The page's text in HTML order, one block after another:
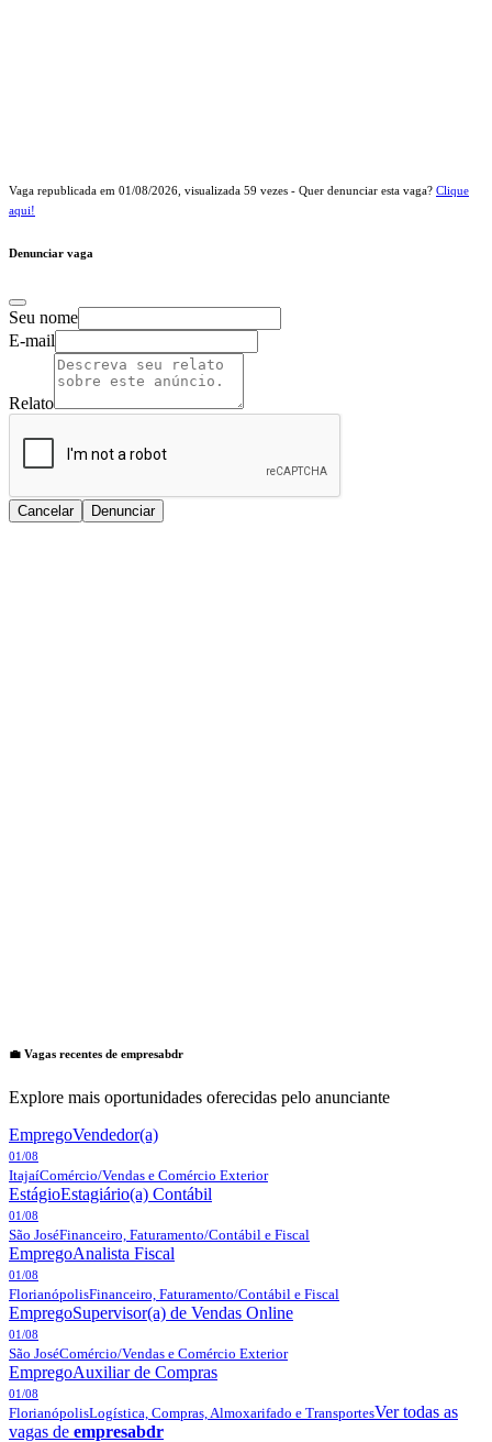
Vaga republicada em 01/08/2026 , visualizada 59 vezes - Quer denunciar esta vaga? Clique
aqui!
Denunciar vaga
Seu nome
E-mail
Relato
Cancelar Denunciar
💼 Vagas recentes de empresabdr
Explore mais oportunidades oferecidas pelo anunciante
EmpregoVendedor(a)
01/08
ItajaíComércio/Vendas e Comércio Exterior
EstágioEstagiário(a) Contábil
01/08
São JoséFinanceiro, Faturamento/Contábil e Fiscal
EmpregoAnalista Fiscal
01/08
FlorianópolisFinanceiro, Faturamento/Contábil e Fiscal
EmpregoSupervisor(a) de Vendas Online
01/08
São JoséComércio/Vendas e Comércio Exterior
EmpregoAuxiliar de Compras
01/08
FlorianópolisLogística, Compras, Almoxarifado e TransportesVer todas as
vagas de empresabdr